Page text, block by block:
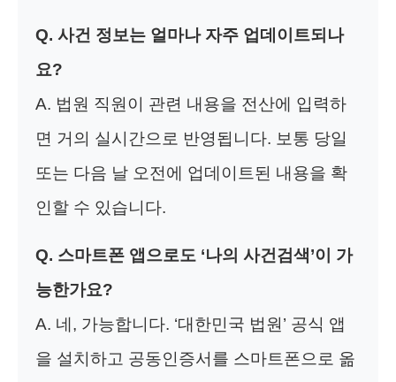
Q. 사건 정보는 얼마나 자주 업데이트되나
요?
A. 법원 직원이 관련 내용을 전산에 입력하
면 거의 실시간으로 반영됩니다. 보통 당일
또는 다음 날 오전에 업데이트된 내용을 확
인할 수 있습니다.
Q. 스마트폰 앱으로도 ‘나의 사건검색’이 가
능한가요?
A. 네, 가능합니다. ‘대한민국 법원’ 공식 앱
을 설치하고 공동인증서를 스마트폰으로 옮